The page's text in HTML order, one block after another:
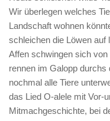
Wir überlegen welches
Landschaft wohnen
schleichen die Löwen auf
Affen schwingen sich
rennen im Galopp durchs
nochmal alle Tiere
das Lied O-alele mit Vor-
Mitmachgeschichte, bei